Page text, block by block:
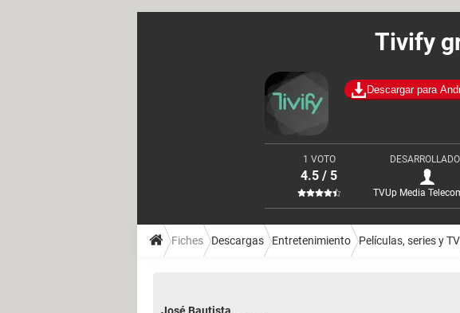
Tivify
Descargar para
1 VOTO
4.5 / 5
TVUp Media
Fiches Descargas Entretenimiento Películas, series y TV